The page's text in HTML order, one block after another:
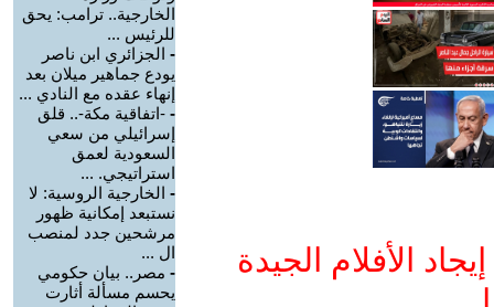
الأفلام الجيدة
الخارجية.. ترامب: يحق
للرئيس ...
- الجزائري ابن ناصر
يودع جماهير ميلان بعد
إنهاء عقده مع النادي ...
- -اتفاقية مكة-.. قلق
إسرائيلي من سعي
السعودية لعمق
استراتيجي. ...
- الخارجية الروسية: لا
نستبعد إمكانية ظهور
مرشحين جدد لمنصب
ال ...
- مصر.. بيان حكومي
يحسم مسألة أثارت